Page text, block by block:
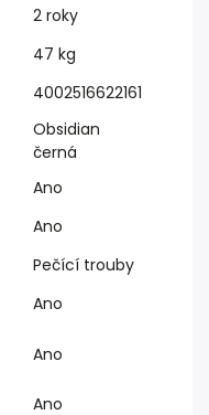
2 roky
47 kg
4002516622161
Obsidian
černá
Ano
Ano
Pečící trouby
Ano
Ano
Ano